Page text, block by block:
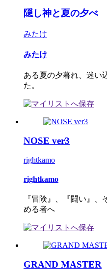
隠し神と夏の夕べ
みたけ
みたけ
ある夏の夕暮れ、迷い
た。
NOSE ver3
rightkamo
rightkamo
『冒険』、『闘い』
める者へ
GRAND MASTER